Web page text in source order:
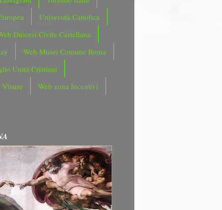
Università Cattolica
Diocesi Civita Castellana
Web Musei Comune Roma
Unità Cristiani
Visure
Web zona Incentivi